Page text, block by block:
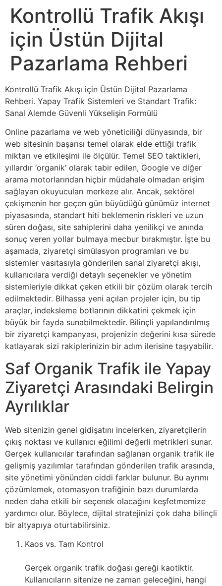
Kontrollü Trafik Akışı
için Üstün Dijital
Pazarlama Rehberi
Kontrollü Trafik Akışı için Üstün Dijital Pazarlama
Rehberi. Yapay Trafik Sistemleri ve Standart Trafik:
Sanal Alemde Güvenli Yükselişin Formülü
Online pazarlama ve web yöneticiliği dünyasında, bir
web sitesinin başarısı temel olarak elde ettiği trafik
miktarı ve etkileşimi ile ölçülür. Temel SEO taktikleri,
yıllardır ‘organik’ olarak tabir edilen, Google ve diğer
arama motorlarından hiçbir müdahale olmadan erişim
sağlayan okuyucuları merkeze alır. Ancak, sektörel
çekişmenin her geçen gün büyüdüğü günümüz internet
piyasasında, standart hiti beklemenin riskleri ve uzun
süren doğası, site sahiplerini daha yenilikçi ve anında
sonuç veren yollar bulmaya mecbur bırakmıştır. İşte bu
aşamada, ziyaretçi simülasyon programları ve bu
sistemler vasıtasıyla gönderilen sanal ziyaretçi akışı,
kullanıcılara verdiği detaylı seçenekler ve yönetim
sistemleriyle dikkat çeken etkili bir çözüm olarak tercih
edilmektedir. Bilhassa yeni açılan projeler için, bu tip
araçlar, indeksleme botlarının dikkatini çekmek için
büyük bir fayda sunabilmektedir. Bilinçli yapılandırılmış
bir ziyaretçi kampanyası, projenizin değerini kısa sürede
katlayarak sizi rakiplerinizin bir adım ilerisine taşıyabilir.
Saf Organik Trafik ile Yapay
Ziyaretçi Arasındaki Belirgin
Ayrılıklar
Web sitenizin genel gidişatını incelerken, ziyaretçilerin
çıkış noktası ve kullanıcı eğilimi değerli metrikleri sunar.
Gerçek kullanıcılar tarafından sağlanan organik trafik ile
gelişmiş yazılımlar tarafından gönderilen trafik arasında,
site yönetimi yönünden ciddi farklar bulunur. Bu ayrımı
çözümlemek, otomasyon trafiğinin bazı durumlarda
neden daha etkili bir seçenek olacağını keşfetmemize
yardımcı olur. Böylece, dijital stratejinizi çok daha bilinçli
bir altyapıya oturtabilirsiniz.
Kaos vs. Tam Kontrol
Gerçek organik trafik doğası gereği kaotiktir.
Kullanıcıların sitenize ne zaman geleceğini, hangi